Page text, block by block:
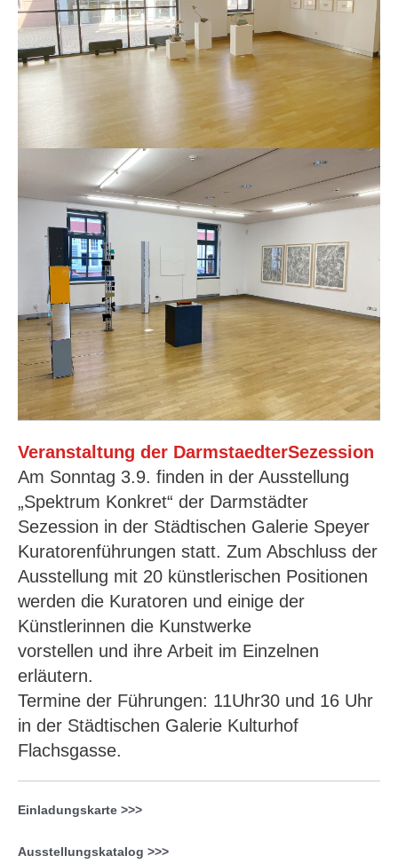
Veranstaltung der DarmstaedterSezession
Am Sonntag 3.9. finden in der Ausstellung
„Spektrum Konkret“ der Darmstädter
Sezession in der Städtischen Galerie Speyer
Kuratorenführungen statt. Zum Abschluss der
Ausstellung mit 20 künstlerischen Positionen
werden die Kuratoren und einige der
Künstlerinnen die Kunstwerke
vorstellen und ihre Arbeit im Einzelnen
erläutern.
Termine der Führungen: 11Uhr30 und 16 Uhr
in der Städtischen Galerie Kulturhof
Flachsgasse.
Einladungskarte >>>
Ausstellungskatalog >>>